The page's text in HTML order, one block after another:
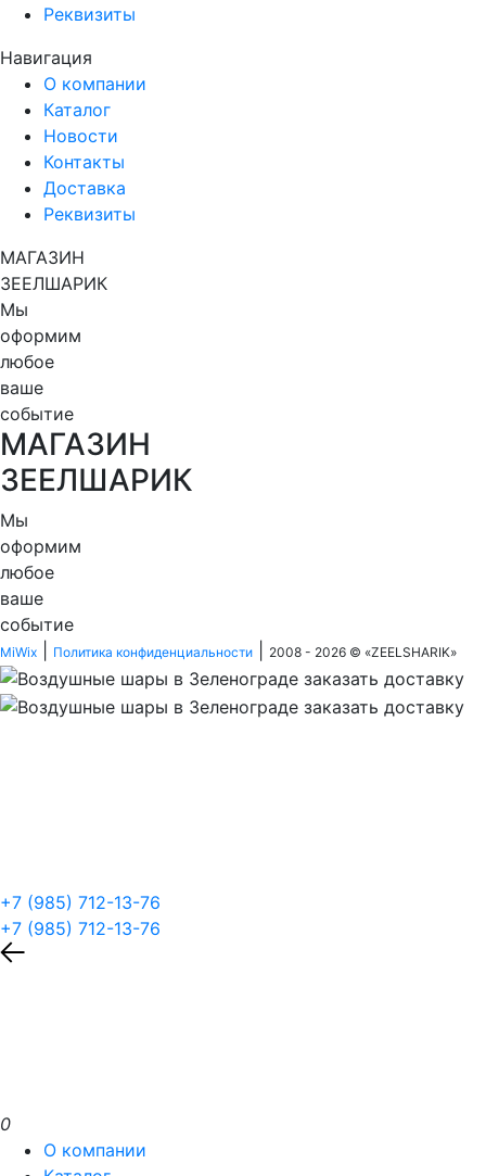
Реквизиты
Навигация
О компании
Каталог
Новости
Контакты
Доставка
Реквизиты
МАГАЗИН
ЗЕЕЛШАРИК
Мы
оформим
любое
ваше
событие
МАГАЗИН
ЗЕЕЛШАРИК
Мы
оформим
любое
ваше
событие
MiWix Политика конфиденциальности 2008 - 2026 © «ZEELSHARIK»
+7 (985) 712-13-76
+7 (985) 712-13-76
0
О компании